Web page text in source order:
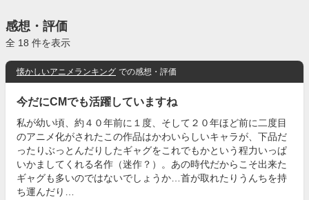
感想・評価
全 18 件を表示
懐かしいアニメランキング での感想・評価
今だにCMでも活躍していますね
私が幼い頃、約４０年前に１度、そして２０年ほど前に二度目
のアニメ化がされたこの作品はかわいらしいキャラが、下品だ
ったりぶっとんだりしたギャグをこれでもかという程力いっぱ
いかましてくれる名作（迷作？）。あの時代だからこそ出来た
ギャグも多いのではないでしょうか…首が取れたりうんちを持
ち運んだり…